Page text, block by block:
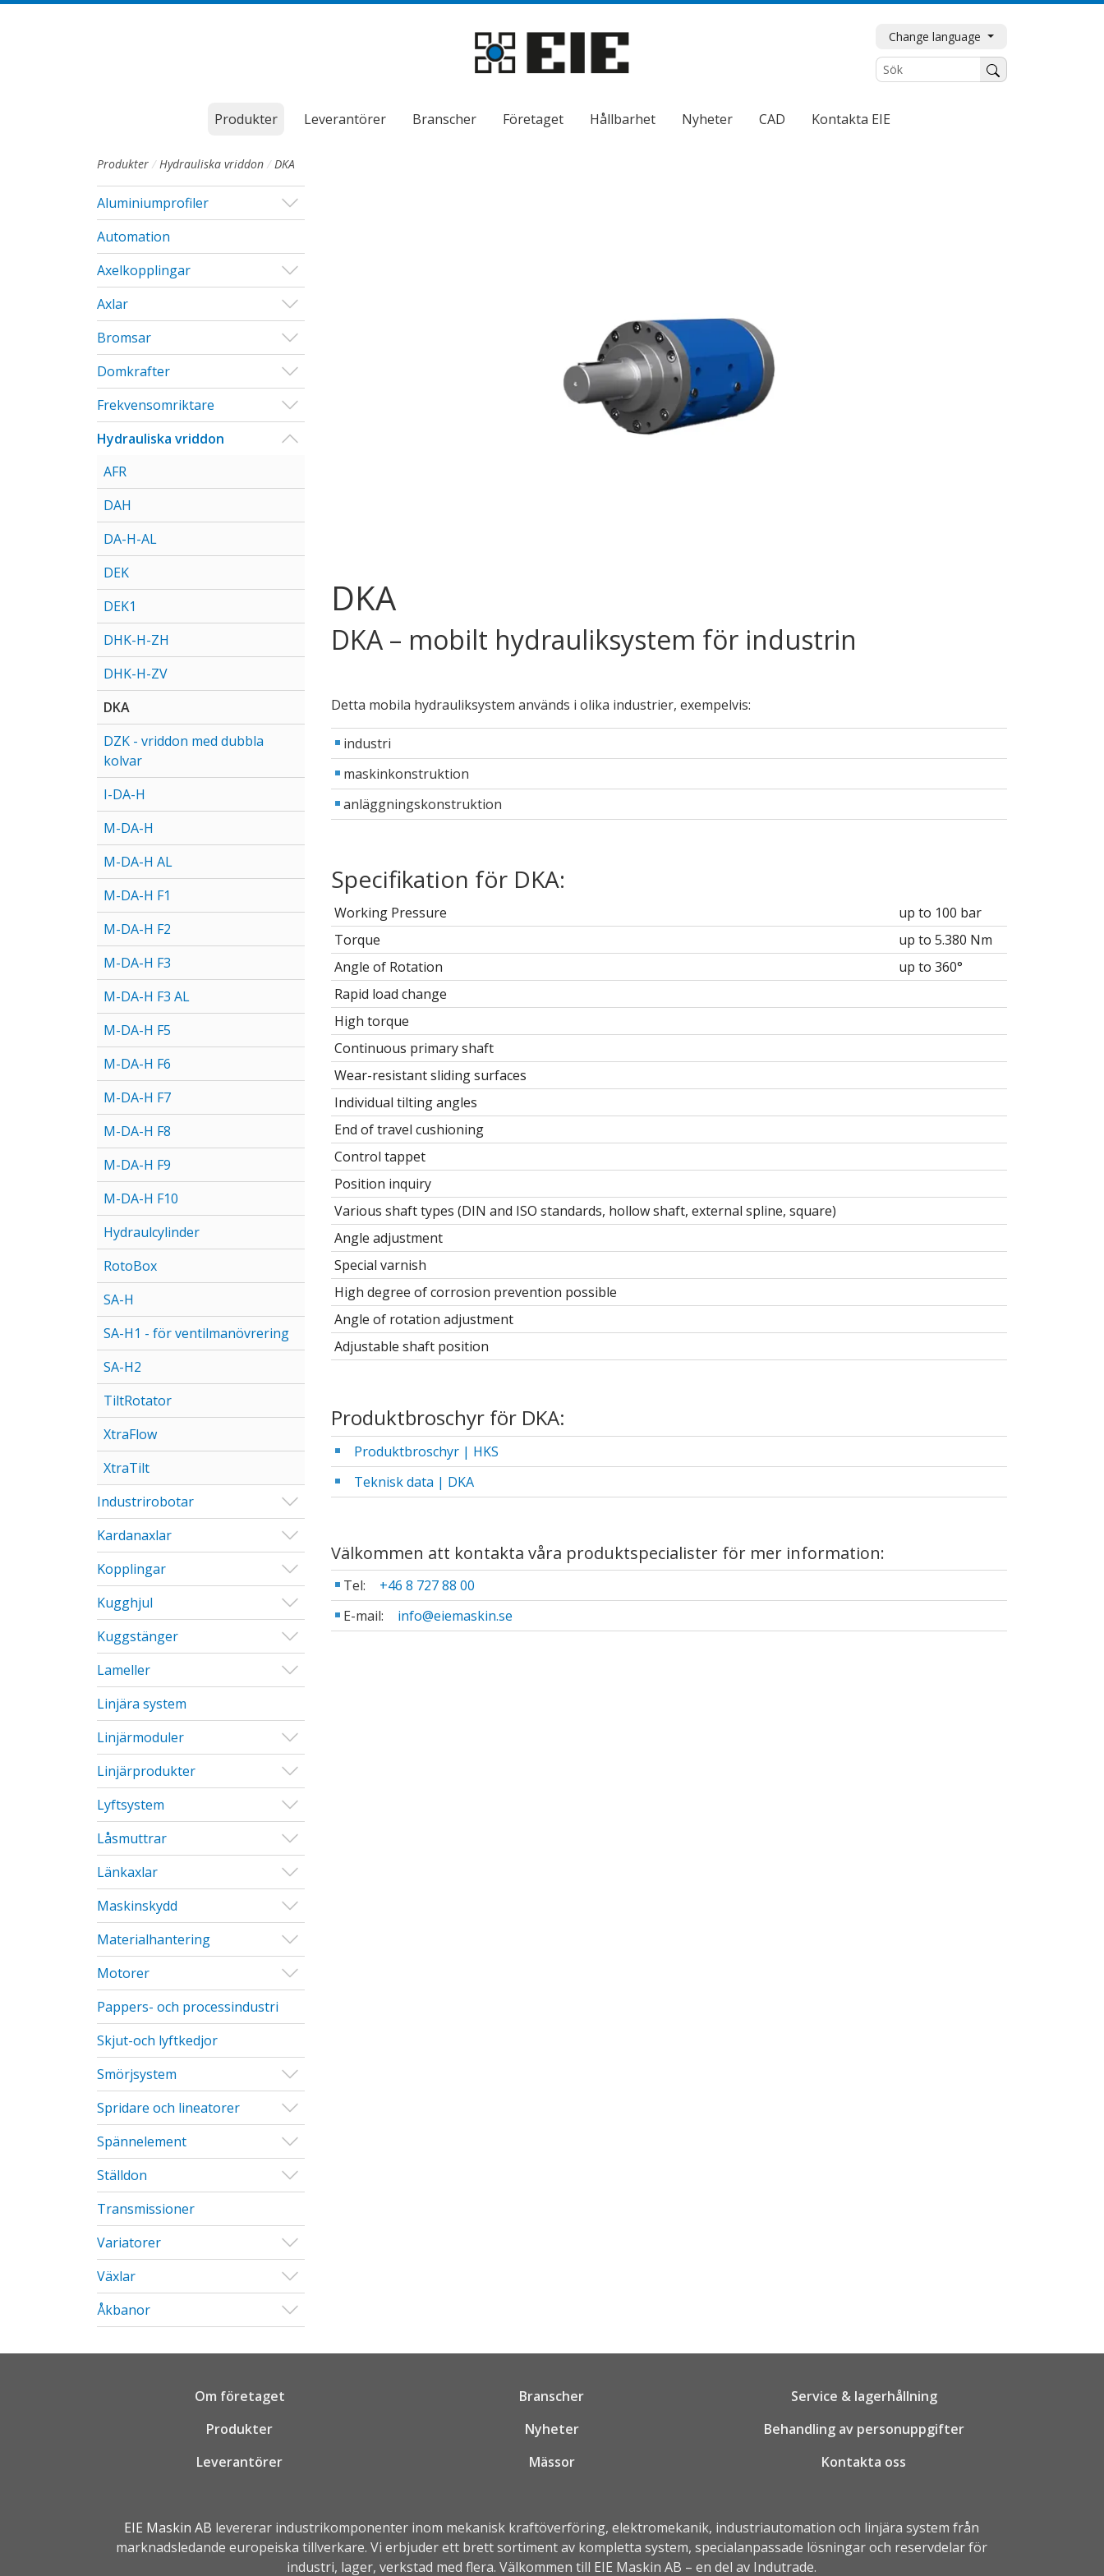
Till sidans huvudinnehåll
Sök
Change language
Produkter Leverantörer Branscher Företaget Hållbarhet Nyheter CAD Kontakta EIE
Produkter Hydrauliska vriddon DKA
Aluminiumprofiler
Visa/Göm undermeny
Automation
Axelkopplingar
Visa/Göm undermeny
Axlar
Visa/Göm undermeny
Bromsar
Visa/Göm undermeny
Domkrafter
Visa/Göm undermeny
Frekvensomriktare
Visa/Göm undermeny
Hydrauliska vriddon
Visa/Göm undermeny
AFR
DAH
DA-H-AL
DEK
DEK1
DHK-H-ZH
DHK-H-ZV
DKA
DZK - vriddon med dubbla
kolvar
I-DA-H
M-DA-H
M-DA-H AL
M-DA-H F1
M-DA-H F2
M-DA-H F3
M-DA-H F3 AL
M-DA-H F5
M-DA-H F6
M-DA-H F7
M-DA-H F8
M-DA-H F9
M-DA-H F10
Hydraulcylinder
RotoBox
SA-H
SA-H1 - för ventilmanövrering
SA-H2
TiltRotator
XtraFlow
XtraTilt
Industrirobotar
Visa/Göm undermeny
Kardanaxlar
Visa/Göm undermeny
Kopplingar
Visa/Göm undermeny
Kugghjul
Visa/Göm undermeny
Kuggstänger
Visa/Göm undermeny
Lameller
Visa/Göm undermeny
Linjära system
Linjärmoduler
Visa/Göm undermeny
Linjärprodukter
Visa/Göm undermeny
Lyftsystem
Visa/Göm undermeny
Låsmuttrar
Visa/Göm undermeny
Länkaxlar
Visa/Göm undermeny
Maskinskydd
Visa/Göm undermeny
Materialhantering
Visa/Göm undermeny
Motorer
Visa/Göm undermeny
Pappers- och processindustri
Skjut-och lyftkedjor
Smörjsystem
Visa/Göm undermeny
Spridare och lineatorer
Visa/Göm undermeny
Spännelement
Visa/Göm undermeny
Ställdon
Visa/Göm undermeny
Transmissioner
Variatorer
Visa/Göm undermeny
Växlar
Visa/Göm undermeny
Åkbanor
Visa/Göm undermeny
DKA
DKA – mobilt hydrauliksystem för industrin
Detta mobila hydrauliksystem används i olika industrier, exempelvis:
industri
maskinkonstruktion
anläggningskonstruktion
Specifikation för DKA:
Working Pressure
up to 100 bar
Torque
up to 5.380 Nm
Angle of Rotation
up to 360°
Rapid load change
High torque
Continuous primary shaft
Wear-resistant sliding surfaces
Individual tilting angles
End of travel cushioning
Control tappet
Position inquiry
Various shaft types (DIN and ISO standards, hollow shaft, external spline, square)
Angle adjustment
Special varnish
High degree of corrosion prevention possible
Angle of rotation adjustment
Adjustable shaft position
Produktbroschyr för DKA:
Produktbroschyr | HKS
Teknisk data | DKA
Välkommen att kontakta våra produktspecialister för mer information:
Tel:
+46 8 727 88 00
E-mail:
info@eiemaskin.se
Om företaget
Produkter
Leverantörer
Branscher
Nyheter
Mässor
Service & lagerhållning
Behandling av personuppgifter
Kontakta oss
EIE Maskin AB levererar industrikomponenter inom mekanisk kraftöverföring, elektromekanik, industriautomation och linjära system från
marknadsledande europeiska tillverkare. Vi erbjuder ett brett sortiment av kompletta system, specialanpassade lösningar och reservdelar för
industri, lager, verkstad med flera. Välkommen till EIE Maskin AB – en del av Indutrade.